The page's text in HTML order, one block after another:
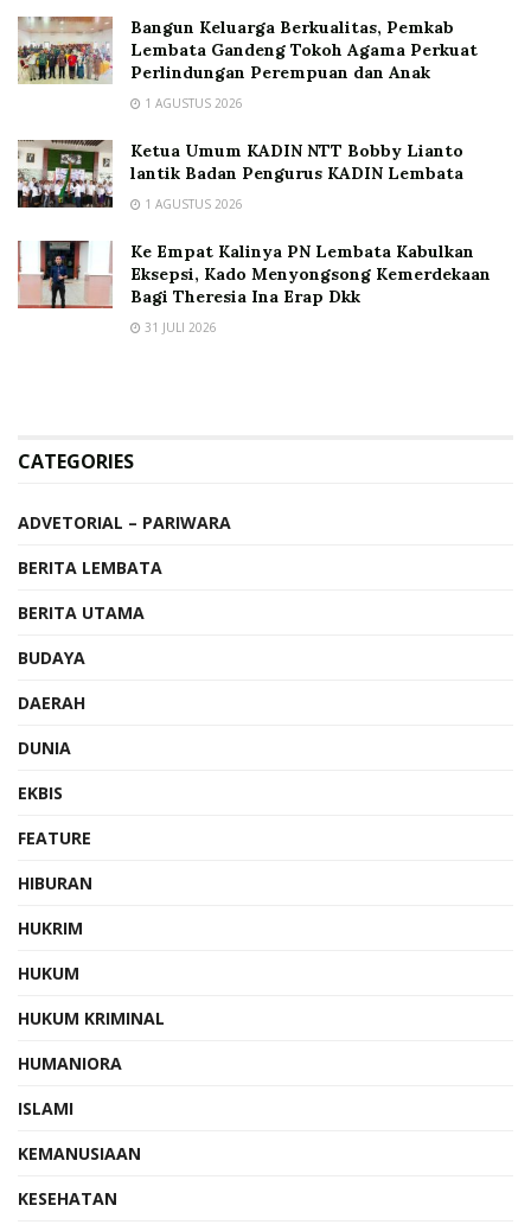
Bangun Keluarga Berkualitas, Pemkab
Lembata Gandeng Tokoh Agama Perkuat
Perlindungan Perempuan dan Anak
1 AGUSTUS 2026
Ketua Umum KADIN NTT Bobby Lianto
lantik Badan Pengurus KADIN Lembata
1 AGUSTUS 2026
Ke Empat Kalinya PN Lembata Kabulkan
Eksepsi, Kado Menyongsong Kemerdekaan
Bagi Theresia Ina Erap Dkk
31 JULI 2026
CATEGORIES
ADVETORIAL – PARIWARA
BERITA LEMBATA
BERITA UTAMA
BUDAYA
DAERAH
DUNIA
EKBIS
FEATURE
HIBURAN
HUKRIM
HUKUM
HUKUM KRIMINAL
HUMANIORA
ISLAMI
KEMANUSIAAN
KESEHATAN